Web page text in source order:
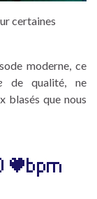
certaines
moderne, ce
de qualité, ne
blasés que nous